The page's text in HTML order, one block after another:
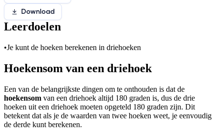
Download
Leerdoelen
•Je kunt de hoeken berekenen in driehoeken
Hoekensom van een driehoek
Een van de belangrijkste dingen om te onthouden is dat de
hoekensom van een driehoek altijd 180 graden is, dus de drie
hoeken uit een driehoek moeten opgeteld 180 graden zijn. Dit
betekent dat als je de waarden van twee hoeken weet, je eenvoudig
de derde kunt berekenen.